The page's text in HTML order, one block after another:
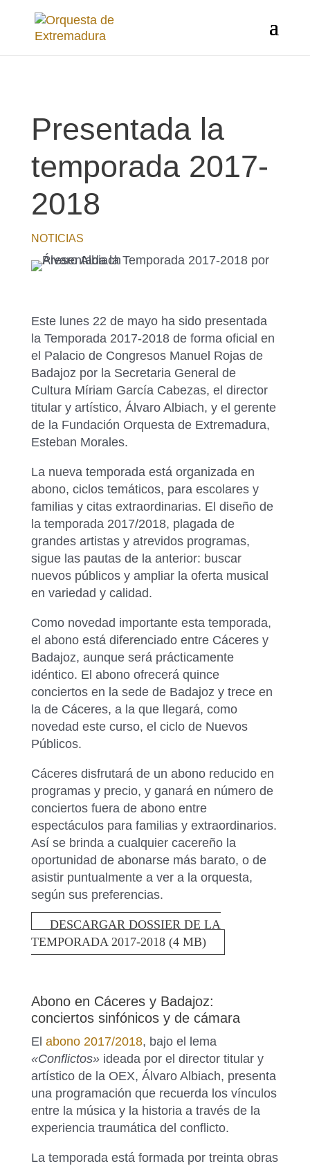
Presentada la
temporada 2017-
2018
NOTICIAS
Este lunes 22 de mayo ha sido presentada
la Temporada 2017-2018 de forma oficial en
el Palacio de Congresos Manuel Rojas de
Badajoz por la Secretaria General de
Cultura Míriam García Cabezas, el director
titular y artístico, Álvaro Albiach, y el gerente
de la Fundación Orquesta de Extremadura,
Esteban Morales.
La nueva temporada está organizada en
abono, ciclos temáticos, para escolares y
familias y citas extraordinarias. El diseño de
la temporada 2017/2018, plagada de
grandes artistas y atrevidos programas,
sigue las pautas de la anterior: buscar
nuevos públicos y ampliar la oferta musical
en variedad y calidad.
Como novedad importante esta temporada,
el abono está diferenciado entre Cáceres y
Badajoz, aunque será prácticamente
idéntico. El abono ofrecerá quince
conciertos en la sede de Badajoz y trece en
la de Cáceres, a la que llegará, como
novedad este curso, el ciclo de Nuevos
Públicos.
Cáceres disfrutará de un abono reducido en
programas y precio, y ganará en número de
conciertos fuera de abono entre
espectáculos para familias y extraordinarios.
Así se brinda a cualquier cacereño la
oportunidad de abonarse más barato, o de
asistir puntualmente a ver a la orquesta,
según sus preferencias.
DESCARGAR DOSSIER DE LA
TEMPORADA 2017-2018 (4 MB)
Abono en Cáceres y Badajoz:
conciertos sinfónicos y de cámara
El abono 2017/2018, bajo el lema
«Conflictos»ideada por el director titular y
artístico de la OEX, Álvaro Albiach, presenta
una programación que recuerda los vínculos
entre la música y la historia a través de la
experiencia traumática del conflicto.
La temporada está formada por treinta obras